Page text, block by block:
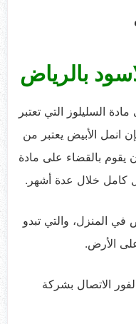
بالرياض
السليلوز التي تعتبر
انمل الأبيض يعتبر من
يقوم بالقضاء على مادة
كامل خلال عدة أشهر.
في المنزل، والتي تبدو
الأرض.
الاتصال بشركة